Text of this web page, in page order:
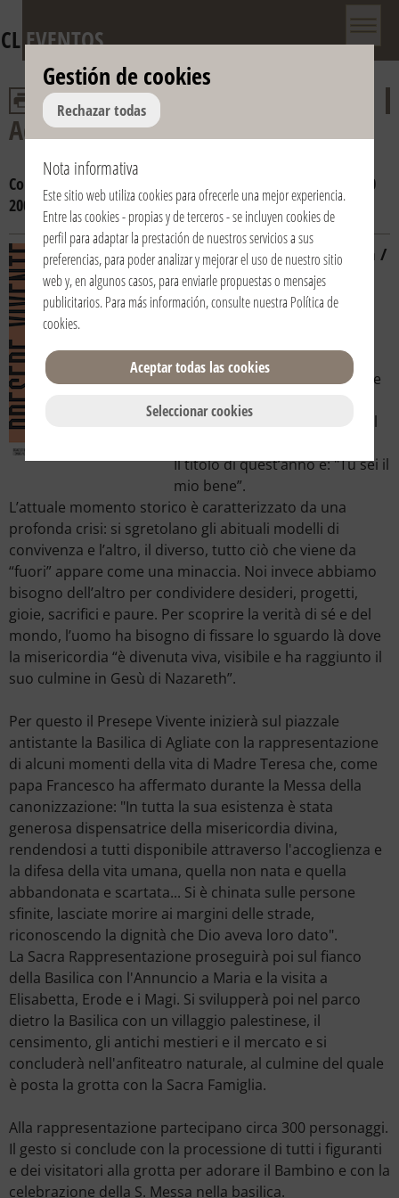
CLEVENTOS
Adviento y Navidad
Consulta por año: 2014
2010
2009
2008
26/12/2016 | 15:00 | Italia /
Italy | Carate Brianza
(Monza Brianza)
Il Presepe Vivente vuole essere
l'occasione per rendere
presente la venuta di Gesù nel
Il titolo di quest’anno è: "Tu sei il
mio bene”.
L’attuale momento storico è caratterizzato da una
profonda crisi: si sgretolano gli abituali modelli di
convivenza e l’altro, il diverso, tutto ciò che viene da
“fuori” appare come una minaccia. Noi invece abbiamo
bisogno dell’altro per condividere desideri, progetti,
gioie, sacrifici e paure. Per scoprire la verità di sé e del
mondo, l’uomo ha bisogno di fissare lo sguardo là dove
la misericordia “è divenuta viva, visibile e ha raggiunto il
suo culmine in Gesù di Nazareth”.
Per questo il Presepe Vivente inizierà sul piazzale
antistante la Basilica di Agliate con la rappresentazione
di alcuni momenti della vita di Madre Teresa che, come
papa Francesco ha affermato durante la Messa della
canonizzazione: "In tutta la sua esistenza è stata
generosa dispensatrice della misericordia divina,
rendendosi a tutti disponibile attraverso l'accoglienza e
la difesa della vita umana, quella non nata e quella
abbandonata e scartata... Si è chinata sulle persone
sfinite, lasciate morire ai margini delle strade,
riconoscendo la dignità che Dio aveva loro dato".
La Sacra Rappresentazione proseguirà poi sul fianco
della Basilica con l'Annuncio a Maria e la visita a
Elisabetta, Erode e i Magi. Si svilupperà poi nel parco
dietro la Basilica con un villaggio palestinese, il
censimento, gli antichi mestieri e il mercato e si
concluderà nell'anfiteatro naturale, al culmine del quale
è posta la grotta con la Sacra Famiglia.
Alla rappresentazione partecipano circa 300 personaggi.
Il gesto si conclude con la processione di tutti i figuranti
e dei visitatori alla grotta per adorare il Bambino e con la
celebrazione della S. Messa nella basilica.
Gestión de cookies
Rechazar todas
Nota informativa
Este sitio web utiliza cookies para ofrecerle una mejor experiencia.
Entre las cookies - propias y de terceros - se incluyen cookies de
perfil para adaptar la prestación de nuestros servicios a sus
preferencias, para poder analizar y mejorar el uso de nuestro sitio
web y, en algunos casos, para enviarle propuestas o mensajes
publicitarios. Para más información, consulte nuestra Política de
cookies.
Seleccionar cookies
Aceptar todas las cookies